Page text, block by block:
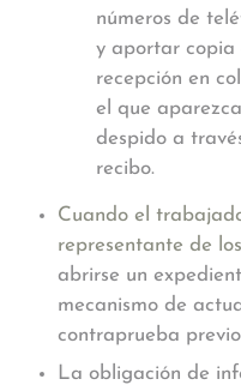
números de
y aportar copia
recepción en
el que
despido a
recibo.
Cuando el
representante de
abrirse un
mecanismo de
contraprueba
La obligación de